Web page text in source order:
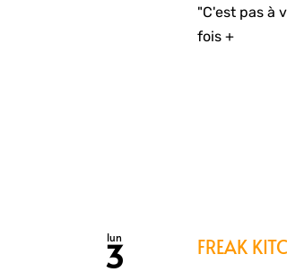
"C'est pas à
fois +
lun
3 FREAK